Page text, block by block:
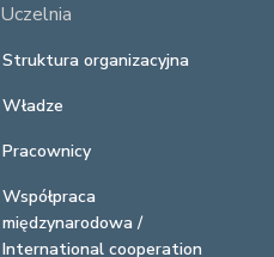
Uczelnia
Struktura organizacyjna
Władze
Pracownicy
Współpraca
międzynarodowa /
International cooperation